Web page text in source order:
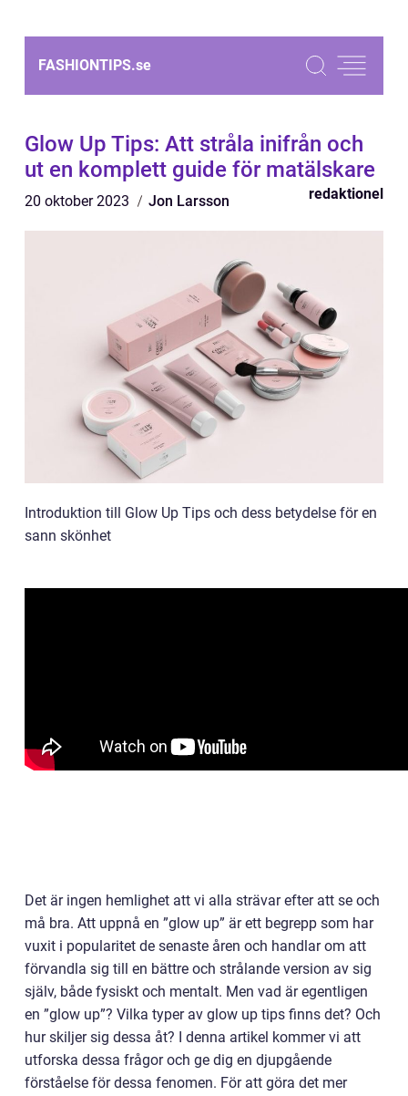
FASHIONTIPS.se
Glow Up Tips: Att stråla inifrån och
ut en komplett guide för matälskare
20 oktober 2023 Jon Larsson redaktionel
Introduktion till Glow Up Tips och dess betydelse för en
sann skönhet
Det är ingen hemlighet att vi alla strävar efter att se och
må bra. Att uppnå en ”glow up” är ett begrepp som har
vuxit i popularitet de senaste åren och handlar om att
förvandla sig till en bättre och strålande version av sig
själv, både fysiskt och mentalt. Men vad är egentligen
en ”glow up”? Vilka typer av glow up tips finns det? Och
hur skiljer sig dessa åt? I denna artikel kommer vi att
utforska dessa frågor och ge dig en djupgående
förståelse för dessa fenomen. För att göra det mer